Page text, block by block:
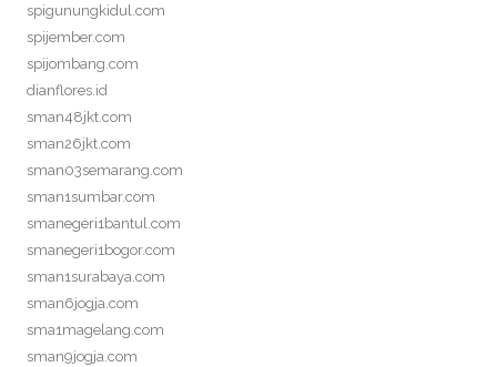
spigunungkidul.com
spijember.com
spijombang.com
dianflores.id
sman48jkt.com
sman26jkt.com
sman03semarang.com
sman1sumbar.com
smanegeri1bantul.com
smanegeri1bogor.com
sman1surabaya.com
sman6jogja.com
sma1magelang.com
sman9jogja.com